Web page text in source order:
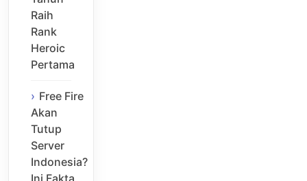
Raih
Rank
Heroic
Pertama
Free Fire
Akan
Tutup
Server
Indonesia?
Ini Fakta